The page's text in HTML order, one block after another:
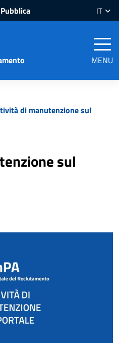
IT
MENU
di manutenzione sul
sul